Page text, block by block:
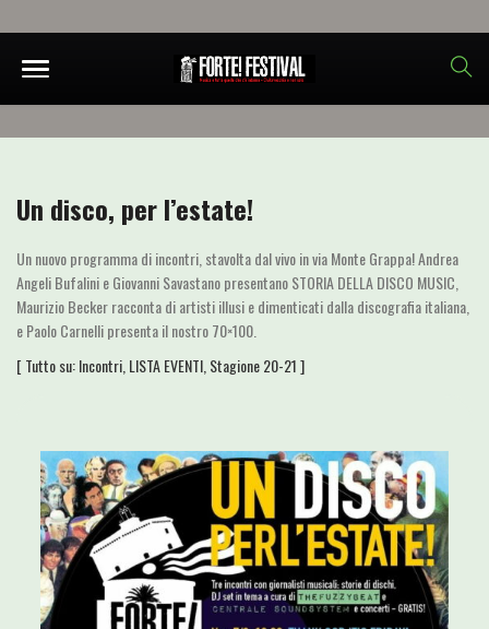
Un disco, per l’estate!
Un nuovo programma di incontri, stavolta dal vivo in via Monte Grappa! Andrea
Angeli Bufalini e Giovanni Savastano presentano STORIA DELLA DISCO MUSIC,
Maurizio Becker racconta di artisti illusi e dimenticati dalla discografia italiana,
e Paolo Carnelli presenta il nostro 70×100.
[ Tutto su:Incontri LISTA EVENTI Stagione 20-21]